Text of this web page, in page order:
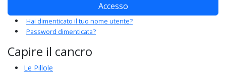
Accesso
Hai dimenticato il tuo nome utente?
Password dimenticata?
Capire il cancro
Le Pillole